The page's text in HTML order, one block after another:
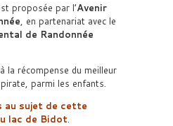
proposée par l’Avenir
, en partenariat avec le
de Randonnée
la récompense du meilleur
parmi les enfants.
au sujet de cette
lac de Bidot